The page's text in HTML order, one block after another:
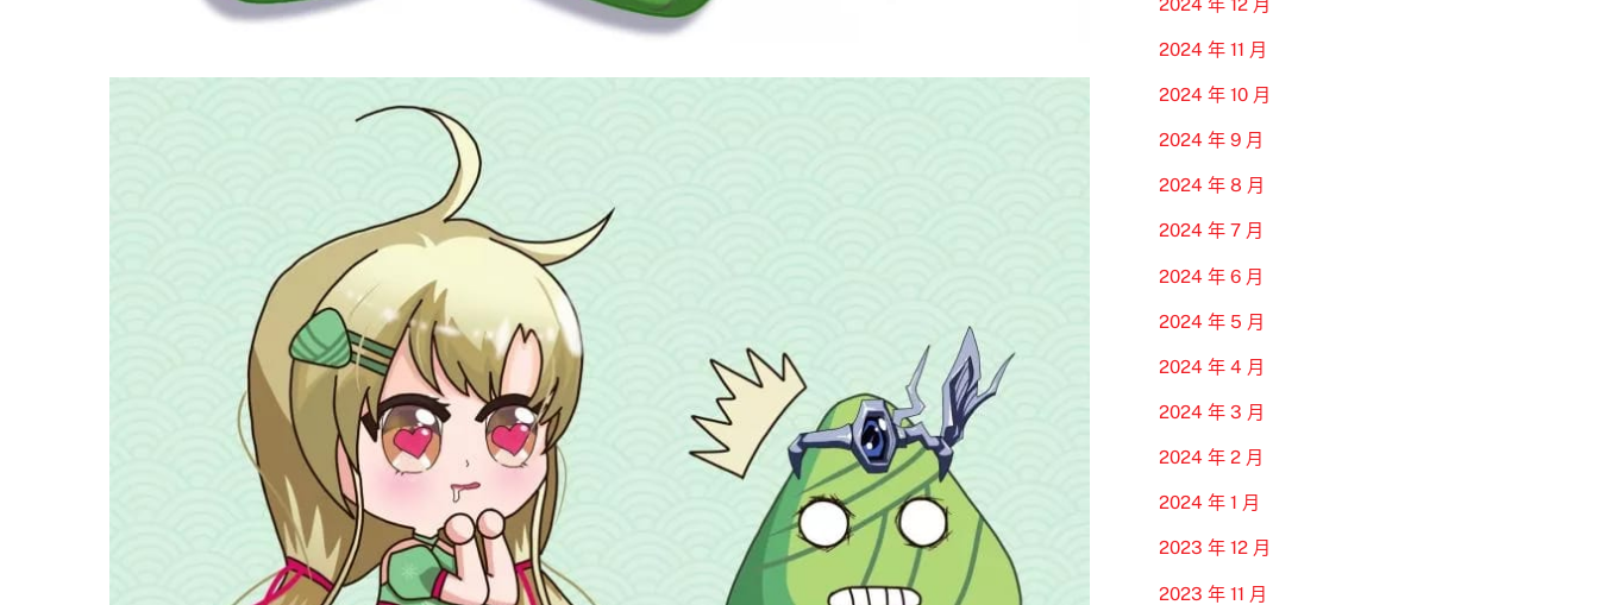
2024 年 11 月
2024 年 10 月
2024 年 9 月
2024 年 8 月
2024 年 7 月
2024 年 6 月
2024 年 5 月
2024 年 4 月
2024 年 3 月
2024 年 2 月
2024 年 1 月
2023 年 12 月
2023 年 11 月